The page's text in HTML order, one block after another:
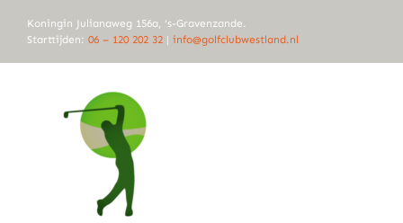
naar
Koningin Julianaweg 156a, ‘s-Gravenzande.
Starttijden: 06 – 120 202 32 | info@golfclubwestland.nl